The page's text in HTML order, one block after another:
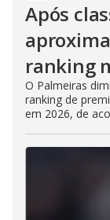
Após
ranking
O Palmeiras
ranking de
em 2026, de